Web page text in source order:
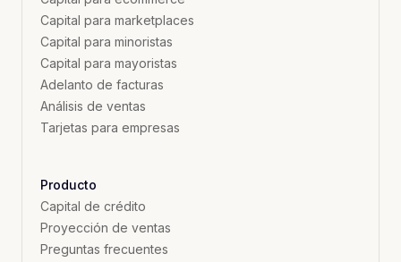
Capital para marketplaces
Capital para minoristas
Capital para mayoristas
Adelanto de facturas
Análisis de ventas
Tarjetas para empresas
Producto
Capital de crédito
Proyección de ventas
Preguntas frecuentes